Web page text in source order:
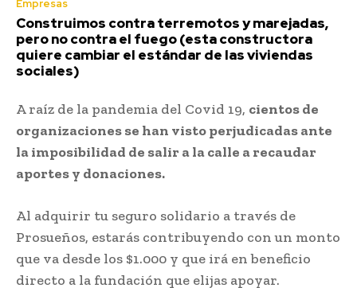
Empresas
Construimos contra terremotos y marejadas,
pero no contra el fuego (esta constructora
quiere cambiar el estándar de las viviendas
sociales)
A raíz de la pandemia del Covid 19, cientos de
organizaciones se han visto perjudicadas ante
la imposibilidad de salir a la calle a recaudar
aportes y donaciones.
Al adquirir tu seguro solidario a través de
Prosueños, estarás contribuyendo con un monto
que va desde los $1.000 y que irá en beneficio
directo a la fundación que elijas apoyar.